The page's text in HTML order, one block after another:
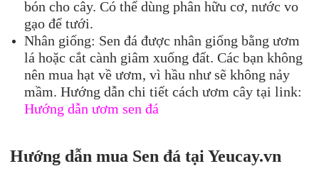
bón cho cây. Có thể dùng phân hữu cơ, nước vo
gạo để tưới.
Nhân giống: Sen đá được nhân giống bằng ươm
lá hoặc cắt cành giâm xuống đất. Các bạn không
nên mua hạt về ươm, vì hầu như sẽ không nảy
mầm. Hướng dẫn chi tiết cách ươm cây tại link:
Hướng dẫn ươm sen đá
Hướng dẫn mua Sen đá tại Yeucay.vn